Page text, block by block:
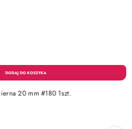
20 mm #180 1szt.